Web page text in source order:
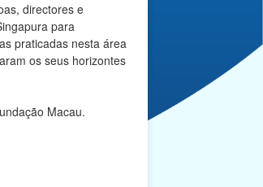
directores e
para
praticadas nesta área
os seus horizontes
Macau.